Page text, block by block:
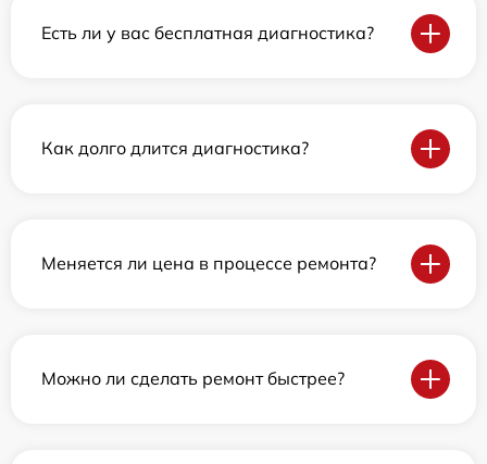
Есть ли у вас бесплатная диагностика?
Как долго длится диагностика?
Меняется ли цена в процессе ремонта?
Можно ли сделать ремонт быстрее?